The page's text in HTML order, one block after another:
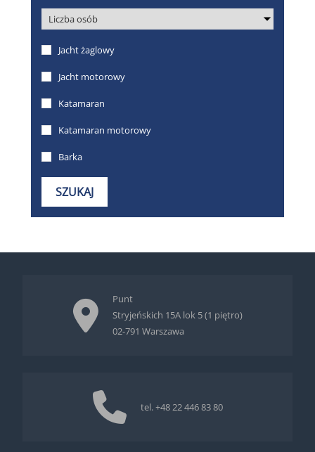
Punt
Stryjeńskich 15A lok 5 (1 piętro)
02-791 Warszawa
tel. +48 22 446 83 80